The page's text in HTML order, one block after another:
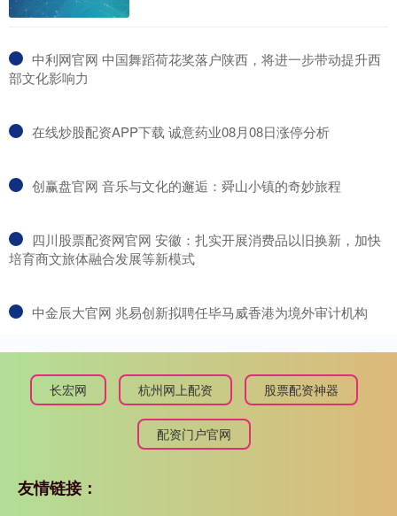
​中利网官网 中国舞蹈荷花奖落户陕西，将进一步带动提升西
部文化影响力
​在线炒股配资APP下载 诚意药业08月08日涨停分析
​创赢盘官网 音乐与文化的邂逅：舜山小镇的奇妙旅程
​四川股票配资网官网 安徽：扎实开展消费品以旧换新，加快
培育商文旅体融合发展等新模式
​中金辰大官网 兆易创新拟聘任毕马威香港为境外审计机构
长宏网 杭州网上配资 股票配资神器
配资门户官网
友情链接：